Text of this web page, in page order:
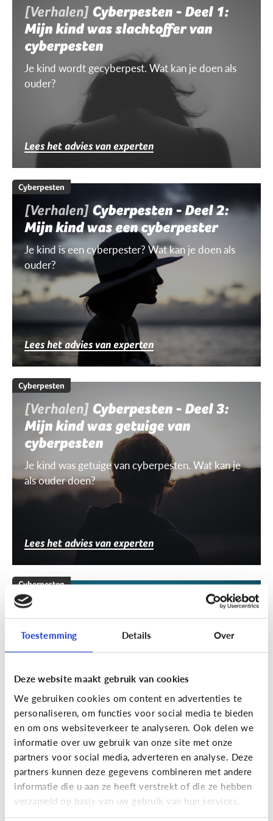
Toestemming Details Over
Deze website maakt gebruik van cookies
We gebruiken cookies om content en advertenties te
personaliseren, om functies voor social media te bieden
en om ons websiteverkeer te analyseren. Ook delen we
informatie over uw gebruik van onze site met onze
partners voor social media, adverteren en analyse. Deze
partners kunnen deze gegevens combineren met andere
informatie die u aan ze heeft verstrekt of die ze hebben
verzameld op basis van uw gebruik van hun services.
[Verhalen] Cyberpesten - Deel 1:
Mijn kind was slachtoffer van
cyberpesten
Je kind wordt gecyberpest. Wat kan je doen als
ouder?
Lees het advies van experten
Cyberpesten
[Verhalen] Cyberpesten - Deel 2:
Mijn kind was een cyberpester
Je kind is een cyberpester? Wat kan je doen als
ouder?
Lees het advies van experten
Cyberpesten
[Verhalen] Cyberpesten - Deel 3:
Mijn kind was getuige van
cyberpesten
Je kind was getuige van cyberpesten. Wat kan je
als ouder doen?
Lees het advies van experten
Cyberpesten
[Klik & Print]
cyberpesten
Cyberpesten
Welke tieners lopen een groter